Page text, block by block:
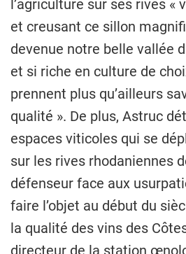
l’agriculture sur ses rives «
et creusant ce sillon
devenue notre belle vallée
et si riche en culture de
prennent plus qu’ailleurs
qualité ». De plus, Astruc
espaces viticoles qui se
sur les rives rhodaniennes
défenseur face aux
faire l’objet au début du
la qualité des vins des
directeur de la station